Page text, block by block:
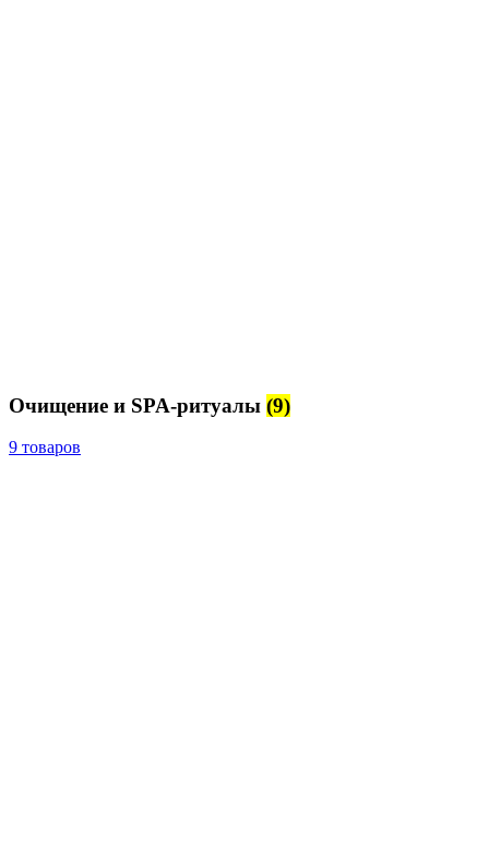
Очищение и SPA-ритуалы (9)
9 товаров